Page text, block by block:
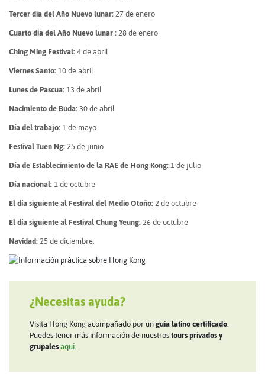
Tercer día del Año Nuevo lunar: 27 de enero
Cuarto día del Año Nuevo lunar : 28 de enero
Ching Ming Festival: 4 de abril
Viernes Santo: 10 de abril
Lunes de Pascua: 13 de abril
Nacimiento de Buda: 30 de abril
Día del trabajo: 1 de mayo
Festival Tuen Ng: 25 de junio
Día de Establecimiento de la RAE de Hong Kong: 1 de julio
Día nacional: 1 de octubre
El día siguiente al Festival del Medio Otoño: 2 de octubre
El día siguiente al Festival Chung Yeung: 26 de octubre
Navidad: 25 de diciembre.
¿Necesitas ayuda?
Visita Hong Kong acompañado por un guía latino certificado
Puedes tener más información de nuestros tours privados y
grupales aquí.